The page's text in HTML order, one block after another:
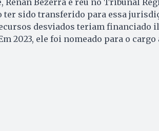
ter sido transferido para essa
desviados teriam financiado
2023, ele foi nomeado para o